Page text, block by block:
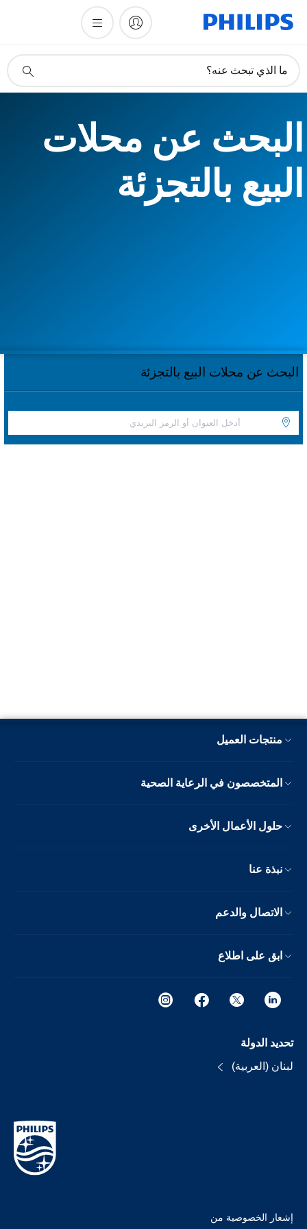
دعم
ما الذي تبحث عنه؟
البحث عن محلات
البيع بالتجزئة
البحث عن محلات البيع بالتجزئة
منتجات العميل
المتخصصون في الرعاية الصحية
حلول الأعمال الأخرى
نبذة عنا
الاتصال والدعم
ابق على اطلاع
تحديد الدولة
لبنان (العربية)
إشعار الخصوصية من